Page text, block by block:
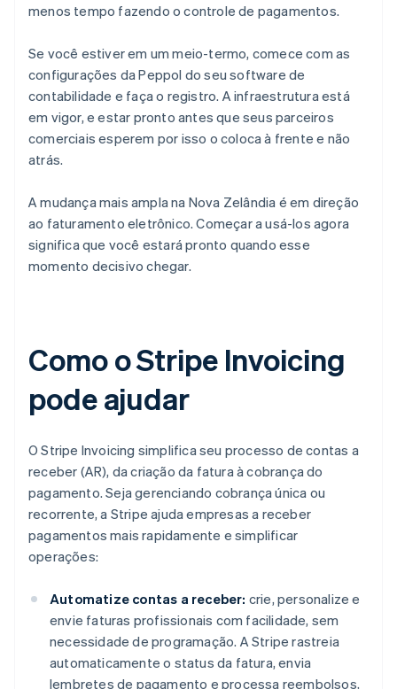
menos tempo fazendo o controle de pagamentos.
Se você estiver em um meio-termo, comece com as
configurações da Peppol do seu software de
contabilidade e faça o registro. A infraestrutura está
em vigor, e estar pronto antes que seus parceiros
comerciais esperem por isso o coloca à frente e não
atrás.
A mudança mais ampla na Nova Zelândia é em direção
ao faturamento eletrônico. Começar a usá-los agora
significa que você estará pronto quando esse
momento decisivo chegar.
Como o Stripe Invoicing
pode ajudar
O Stripe Invoicing simplifica seu processo de contas a
receber (AR), da criação da fatura à cobrança do
pagamento. Seja gerenciando cobrança única ou
recorrente, a Stripe ajuda empresas a receber
pagamentos mais rapidamente e simplificar
operações:
Automatize contas a receber: crie, personalize e
envie faturas profissionais com facilidade, sem
necessidade de programação. A Stripe rastreia
automaticamente o status da fatura, envia
lembretes de pagamento e processa reembolsos,